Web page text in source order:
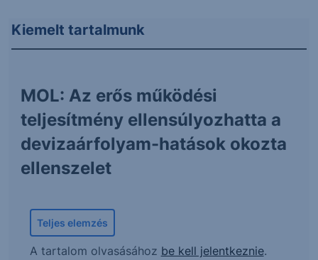
Kiemelt tartalmunk
MOL: Az erős működési
teljesítmény ellensúlyozhatta a
devizaárfolyam-hatások okozta
ellenszelet
Teljes elemzés
A tartalom olvasásához be kell jelentkeznie.